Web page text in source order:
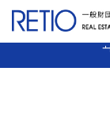
【19-32